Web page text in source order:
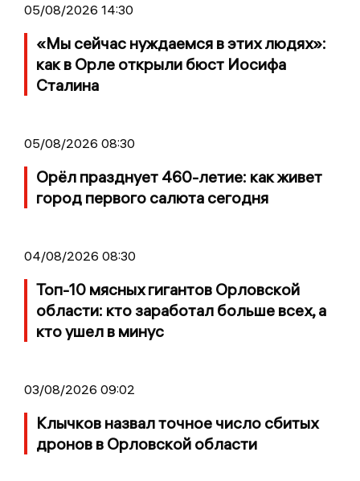
05/08/2026 14:30
«Мы сейчас нуждаемся в этих людях»:
как в Орле открыли бюст Иосифа
Сталина
05/08/2026 08:30
Орёл празднует 460-летие: как живет
город первого салюта сегодня
04/08/2026 08:30
Топ-10 мясных гигантов Орловской
области: кто заработал больше всех, а
кто ушел в минус
03/08/2026 09:02
Клычков назвал точное число сбитых
дронов в Орловской области